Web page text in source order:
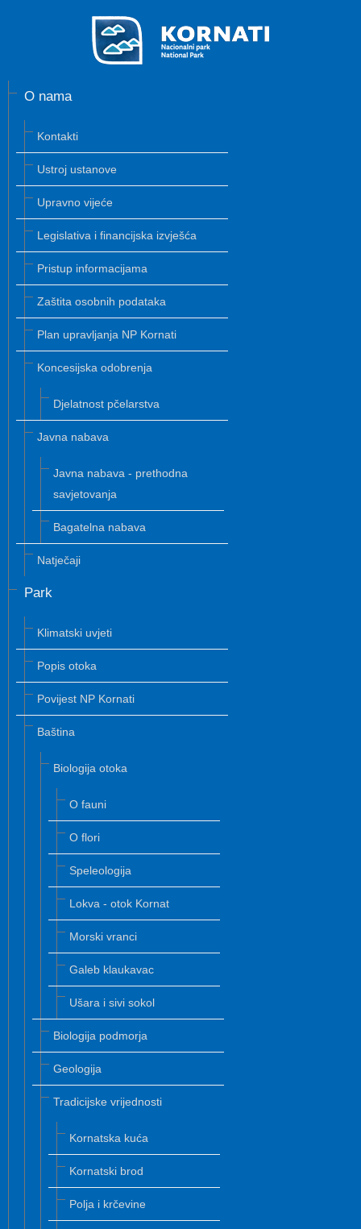
O nama
Kontakti
Ustroj ustanove
Upravno vijeće
Legislativa i financijska izvješća
Pristup informacijama
Zaštita osobnih podataka
Plan upravljanja NP Kornati
Koncesijska odobrenja
Djelatnost pčelarstva
Javna nabava
Javna nabava - prethodna
savjetovanja
Bagatelna nabava
Natječaji
Park
Klimatski uvjeti
Popis otoka
Povijest NP Kornati
Baština
Biologija otoka
O fauni
O flori
Speleologija
Lokva - otok Kornat
Morski vranci
Galeb klaukavac
Ušara i sivi sokol
Biologija podmorja
Geologija
Tradicijske vrijednosti
Kornatska kuća
Kornatski brod
Polja i krčevine